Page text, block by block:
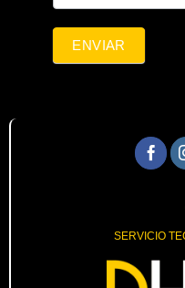
ENVIAR
SERVICIO